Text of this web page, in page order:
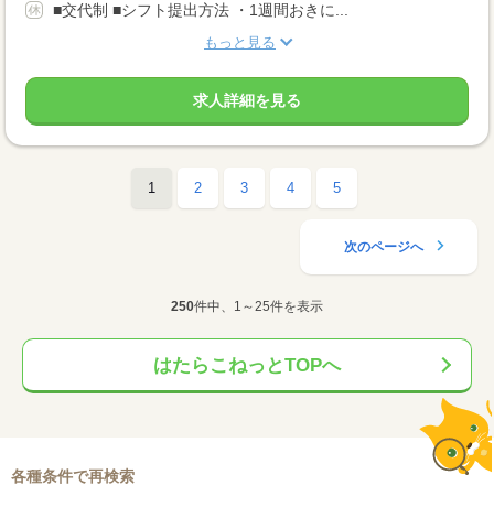
■交代制 ■シフト提出方法 ・1週間おきに...
もっと見る
求人詳細を見る
1 2 3 4 5
次のページへ
250件中、1～25件を表示
はたらこねっとTOPへ
各種条件で再検索